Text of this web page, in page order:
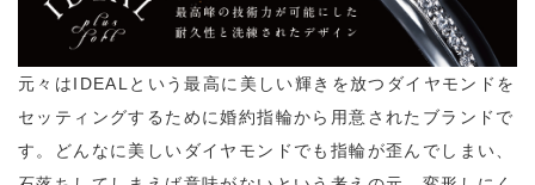
元々はIDEALという最高に美しい輝きを放つダイヤモンドを
セッティングするために婚約指輪から用意されたブランドで
す。どんなに美しいダイヤモンドでも指輪が歪んでしまい、